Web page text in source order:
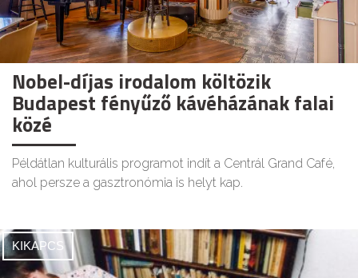
Nobel-díjas irodalom költözik
Budapest fényűző kávéházának falai
közé
Példátlan kulturális programot indít a Centrál Grand Café,
ahol persze a gasztronómia is helyt kap.
KIKAPCS